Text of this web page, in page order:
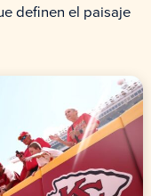
definen el paisaje